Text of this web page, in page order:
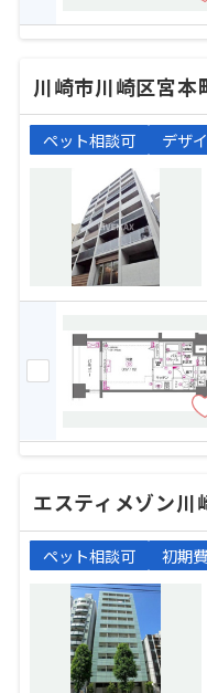
ペット相談可 デザ
エスティメゾン川
ペット相談可 初期